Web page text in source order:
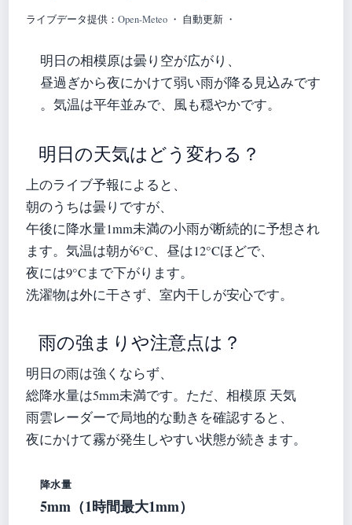
ライブデータ提供： Open-Meteo ・ 自動更新 ・
明日の相模原は曇り空が広がり、
昼過ぎから夜にかけて弱い雨が降る見込みです
。気温は平年並みで、風も穏やかです。
明日の天気はどう変わる？
上のライブ予報によると、
朝のうちは曇りですが、
午後に降水量1mm未満の小雨が断続的に予想され
ます。気温は朝が6°C、昼は12°Cほどで、
夜には9°Cまで下がります。
洗濯物は外に干さず、室内干しが安心です。
雨の強まりや注意点は？
明日の雨は強くならず、
総降水量は5mm未満です。ただ、相模原 天気
雨雲レーダーで局地的な動きを確認すると、
夜にかけて霧が発生しやすい状態が続きます。
降水量
5mm（1時間最大1mm）